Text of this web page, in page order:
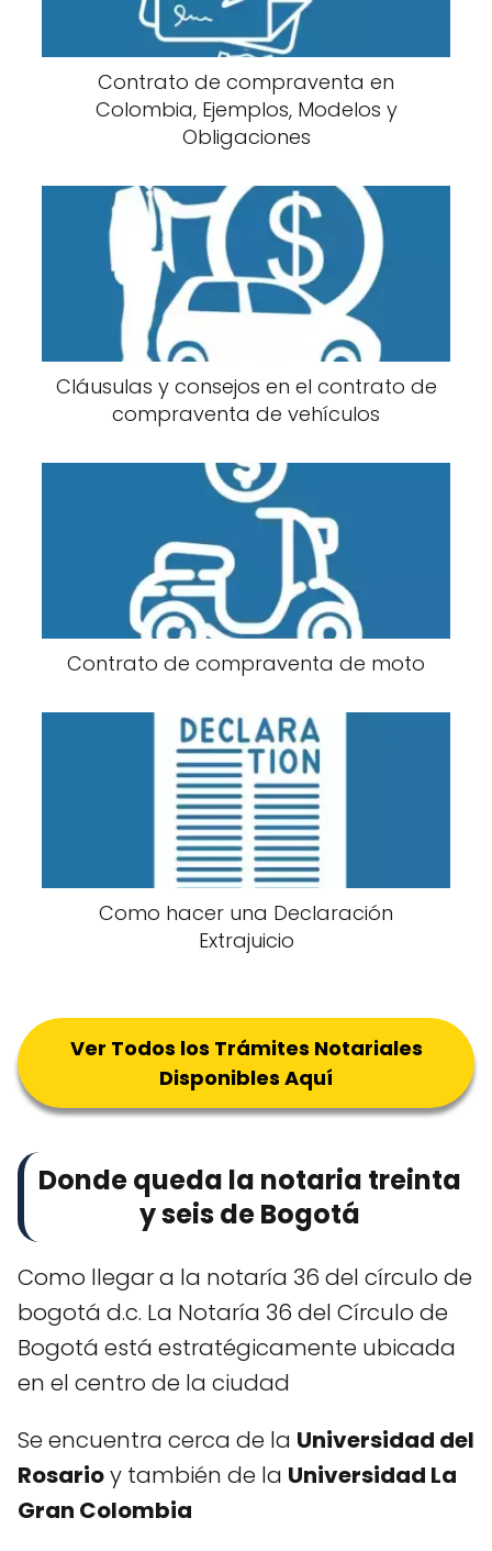
Contrato de compraventa en
Colombia, Ejemplos, Modelos y
Obligaciones
Cláusulas y consejos en el contrato de
compraventa de vehículos
Contrato de compraventa de moto
Como hacer una Declaración
Extrajuicio
Ver Todos los Trámites Notariales
Disponibles Aquí
Donde queda la notaria treinta
y seis de Bogotá
Como llegar a la notaría 36 del círculo de
bogotá d.c. La Notaría 36 del Círculo de
Bogotá está estratégicamente ubicada
en el centro de la ciudad
Se encuentra cerca de la Universidad del
Rosarioy también de la Universidad La
Gran Colombia